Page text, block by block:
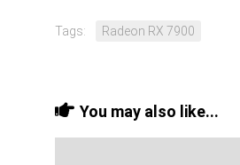
Tags: Radeon RX 7900
You may also like...